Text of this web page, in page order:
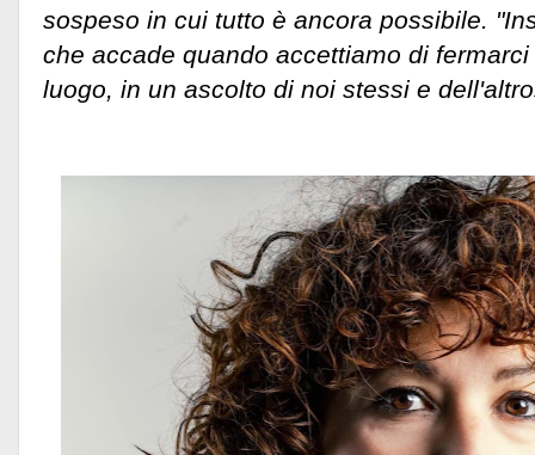
sospeso in cui tutto è ancora possibile.
che accade quando accettiamo di
luogo, in un ascolto di noi stessi e